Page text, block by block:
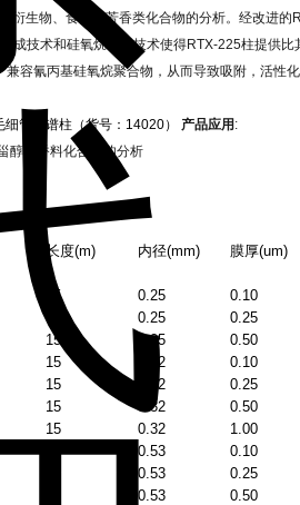
衍生物、食物和芳香类化合物的分析。经改进
成技术和硅氧烷去活技术使得RTX-225柱提供
容氰丙基硅氧烷聚合物，从而导致吸附，活性化
管色谱柱（货号：14020） 产品应用 :
醇、香料化合物的分析
长度(m) 内径(mm) 膜厚(um)
15 0.25 0.10
15 0.25 0.25
15 0.25 0.50
15 0.32 0.10
15 0.32 0.25
15 0.32 0.50
15 0.32 1.00
0.53 0.10
0.53 0.25
0.53 0.50